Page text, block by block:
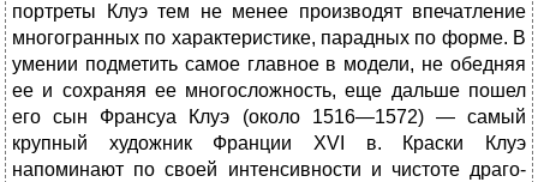
портреты Клуэ тем не менее производят впечатление
многогранных по характеристике, парадных по форме. В
умении подметить самое главное в модели, не обедняя
ее и сохра­няя ее многосложность, еще дальше пошел
его сын Франсуа Клуэ (около 1516—1572) — самый
крупный художник Франции XVI в. Краски Клуэ
напоминают по своей интенсивности и чистоте драго­